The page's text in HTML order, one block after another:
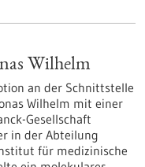
Wilhelm
an der Schnittstelle
Wilhelm mit einer
Gesellschaft
in der Abteilung
für medizinische